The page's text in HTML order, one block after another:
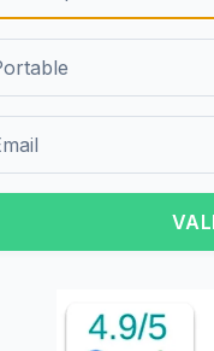
Non
disponible
Disponible
d'inscription pour